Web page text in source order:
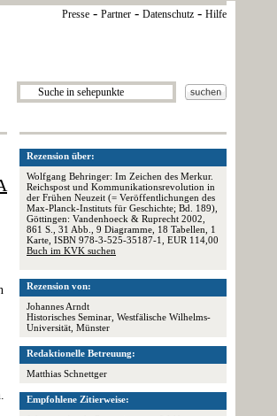
Presse - Partner - Datenschutz - Hilfe
Rezension über:
Wolfgang Behringer: Im Zeichen des Merkur.
Reichspost und Kommunikationsrevolution in
der Frühen Neuzeit (= Veröffentlichungen des
Max-Planck-Instituts für Geschichte; Bd. 189),
Göttingen: Vandenhoeck & Ruprecht 2002,
861 S., 31 Abb., 9 Diagramme, 18 Tabellen, 1
Karte, ISBN 978-3-525-35187-1, EUR 114,00
Buch im KVK suchen
Rezension von:
Johannes Arndt
Historisches Seminar, Westfälische Wilhelms-
Universität, Münster
Redaktionelle Betreuung:
Matthias Schnettger
Empfohlene Zitierweise: